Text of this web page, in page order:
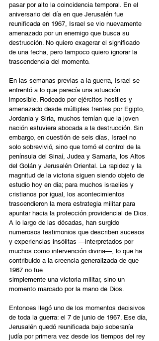
pasar por alto la coincidencia temporal. En el
aniversario del día en que Jerusalén fue
reunificada en 1967, Israel se vio nuevamente
amenazado por un enemigo que busca su
destrucción. No quiero exagerar el significado
de una fecha, pero tampoco quiero ignorar la
trascendencia del momento.
En las semanas previas a la guerra, Israel se
enfrentó a lo que parecía una situación
imposible. Rodeado por ejércitos hostiles y
amenazado desde múltiples frentes por Egipto,
Jordania y Siria, muchos temían que la joven
nación estuviera abocada a la destrucción. Sin
embargo, en cuestión de seis días, Israel no
solo sobrevivió, sino que tomó el control de la
península del Sinaí, Judea y Samaria, los Altos
del Golán y Jerusalén Oriental. La rapidez y la
magnitud de la victoria siguen siendo objeto de
estudio hoy en día; para muchos israelíes y
cristianos por igual, los acontecimientos
trascendieron la mera estrategia militar para
apuntar hacia la protección providencial de Dios.
A lo largo de las décadas, han surgido
numerosos testimonios que describen sucesos
y experiencias insólitas —interpretados por
muchos como intervención divina—, lo que ha
contribuido a la creencia generalizada de que
1967 no fue
simplemente una victoria militar, sino un
momento marcado por la mano de Dios.
Entonces llegó uno de los momentos decisivos
de toda la guerra: el 7 de junio de 1967. Ese día,
Jerusalén quedó reunificada bajo soberanía
judía por primera vez desde los tiempos del rey